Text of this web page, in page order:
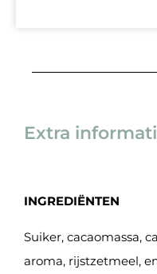
Extra
INGREDIËNTEN
Suiker, cacaomassa,
aroma, rijstzetmeel,